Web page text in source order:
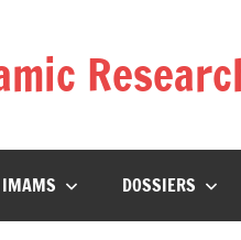
IMAMS DOSSIERS